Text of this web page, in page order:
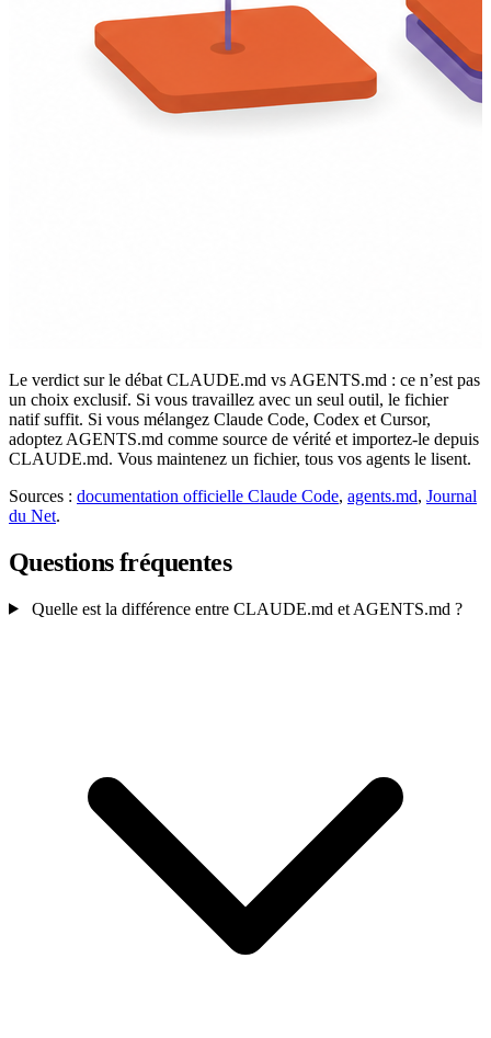
Le verdict sur le débat CLAUDE.md vs AGENTS.md : ce n’est pas
un choix exclusif. Si vous travaillez avec un seul outil, le fichier
natif suffit. Si vous mélangez Claude Code, Codex et Cursor,
adoptez AGENTS.md comme source de vérité et importez-le depuis
CLAUDE.md. Vous maintenez un fichier, tous vos agents le lisent.
Sources : documentation officielle Claude Code, agents.md, Journal
du Net.
Questions fréquentes
Quelle est la différence entre CLAUDE.md et AGENTS.md ?